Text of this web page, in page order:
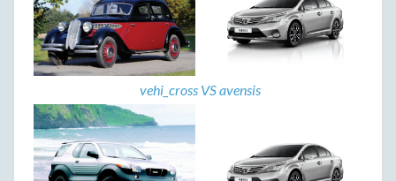
vehi_cross VS avensis